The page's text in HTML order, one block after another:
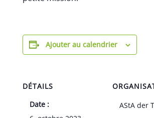
Ajouter au calendrier
DÉTAILS
Date :
AStA der